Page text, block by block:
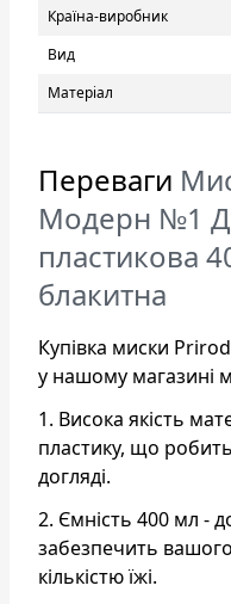
Країна-виробник
Вид
Матеріал
Переваги
Модерн №1
пластикова
блакитна
Купівка миски
у нашому магазині
1. Висока якість
пластику, що
догляді.
2. Ємність 400 мл -
забезпечить
кількістю їжі.